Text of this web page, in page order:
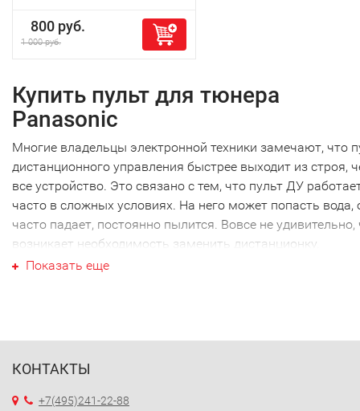
800 руб.
1 000 руб.
Купить пульт для тюнера
Panasonic
Многие владельцы электронной техники замечают, что
дистанционного управления быстрее выходит из строя,
все устройство. Это связано с тем, что пульт ДУ
часто в сложных условиях. На него может попасть вода,
часто падает, постоянно пылится. Вовсе не удивительно,
возникает необходимость заменить дистанционку.
Ваш пульт для тюнера
необходимо точно выяснить модель своей техники. Дело
Показать еще
КОНТАКТЫ
+7(495)241-22-88